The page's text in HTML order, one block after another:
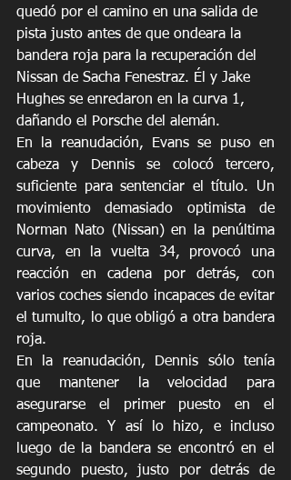
quedó por el camino en una salida de
pista justo antes de que ondeara la
bandera roja para la recuperación del
Nissan de Sacha Fenestraz. Él y Jake
Hughes se enredaron en la curva 1,
dañando el Porsche del alemán.
En la reanudación, Evans se puso en
cabeza y Dennis se colocó tercero,
suficiente para sentenciar el título. Un
movimiento demasiado optimista de
Norman Nato (Nissan) en la penúltima
curva, en la vuelta 34, provocó una
reacción en cadena por detrás, con
varios coches siendo incapaces de evitar
el tumulto, lo que obligó a otra bandera
roja.
En la reanudación, Dennis sólo tenía
que mantener la velocidad para
asegurarse el primer puesto en el
campeonato. Y así lo hizo, e incluso
luego de la bandera se encontró en el
segundo puesto, justo por detrás de